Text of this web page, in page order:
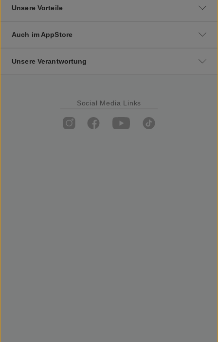
Unsere Vorteile
Auch im AppStore
Unsere Verantwortung
Social Media Links